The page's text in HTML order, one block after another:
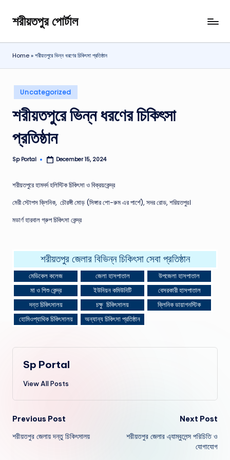
Skip
content
শরীয়তপুর পোর্টাল
শরীয়তপুর
জেলা
বিষয়ক
পোর্টাল
Home»শরীয়তপুরে ভিন্ন ধরণের চিকিৎসা প্রতিষ্ঠান
Posted
in
Uncategorized
শরীয়তপুরে ভিন্ন ধরণের চিকিৎসা
প্রতিষ্ঠান
Posted
Sp Portal December 15, 2024
শরীয়তপুরে হামদর্দ হলিস্টিক চিকিৎসা ও বিক্রয়কেন্দ্র
মেরী স্টোপস ক্লিনিক, চৌরঙ্গী মােড় (সিঙ্গার শাে-রুম এর পার্শে), সদর রােড, শরিয়তপুর।
মডার্ণ হারবাল গ্রুপ চিকিৎসা কেন্দ্র
শরীয়তপুর জেলার বিভিন্ন চিকিৎসা সেবা প্রতিষ্ঠান
মেডিকেল কলেজ জেলা হাসপাতাল
উপজেলা হাসপাতাল
মা ও শিশু কেন্দ্র
ইউনিয়ন কমিউনিটি
বেসরকারী হাসপাতাল
দন্ত চিকিৎসালয়
চক্ষু চিকিৎসালয়
ক্লিনিক ডায়াগনস্টিক
হোমিওপ্যাথিক চিকিৎসালয়
অন্যান্য চিকিৎসা প্রতিষ্ঠান
Sp Portal
View All Posts
Post
navigation
Previous Post
শরীয়তপুর জেলায় দন্তু চিকিৎসালয়
Next Post
শরীয়তপুর জেলার এ্যাম্বুলেন্স পরিচিতি ও
যোগাযোগ